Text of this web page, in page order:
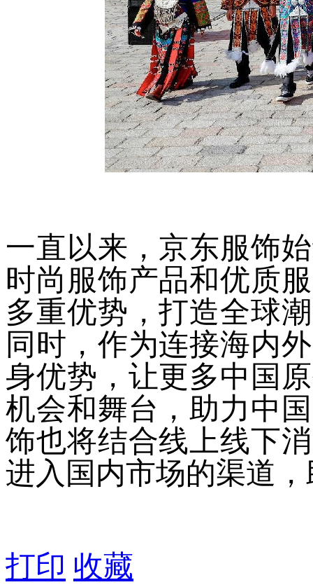
一直以来，京东服饰
时尚服饰产品和优质
多重优势，打造全球
同时，作为连接海内
身优势，让更多中国
机会和舞台，助力中
饰也将结合线上线下
进入国内市场的渠道
打印 收藏